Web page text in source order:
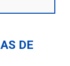
DE